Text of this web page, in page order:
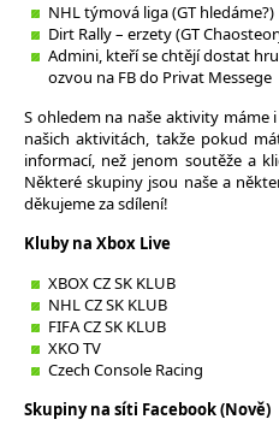
NHL týmová liga (GT hledáme?)
Dirt Rally – erzety (GT
Admini, kteří se chtějí dostat
ozvou na FB do Privat Messege
S ohledem na naše aktivity
našich aktivitách, takže pokud
informací, než jenom soutěže a
Některé skupiny jsou naše a
děkujeme za sdílení!
Kluby na Xbox Live
XBOX CZ SK KLUB
NHL CZ SK KLUB
FIFA CZ SK KLUB
XKO TV
Czech Console Racing
Skupiny na síti Facebook (Nově)